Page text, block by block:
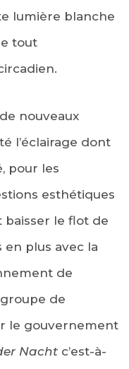
lumière blanche
tout
nouveaux
l’éclairage dont
pour les
esthétiques
le flot de
plus avec la
de
de
le gouvernement
Nacht c’est-à-